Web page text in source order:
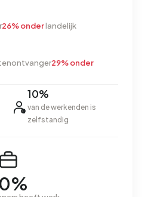
26% onderlandelijk
29% onder
10%
van de werkenden is
zelfstandig